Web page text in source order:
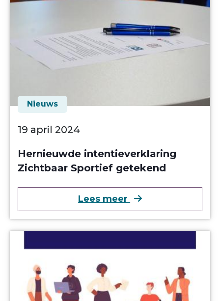
Hernieuwde intentieverklaring
Zichtbaar Sportief getekend
Nieuws
19 april 2024
Lees meer over Hernieuwde